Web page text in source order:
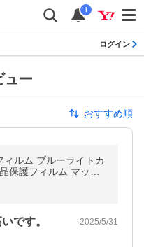
i
ログイン
ュー
おすすめ順
ルム ブルーライトカ
保護フィルム マット
心 PET ゲーム
です。 2025/5/31